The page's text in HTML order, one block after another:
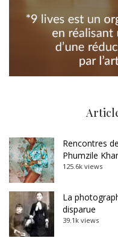
Rencontres
Phumzile
125.6k views
La
disparue
39.1k views